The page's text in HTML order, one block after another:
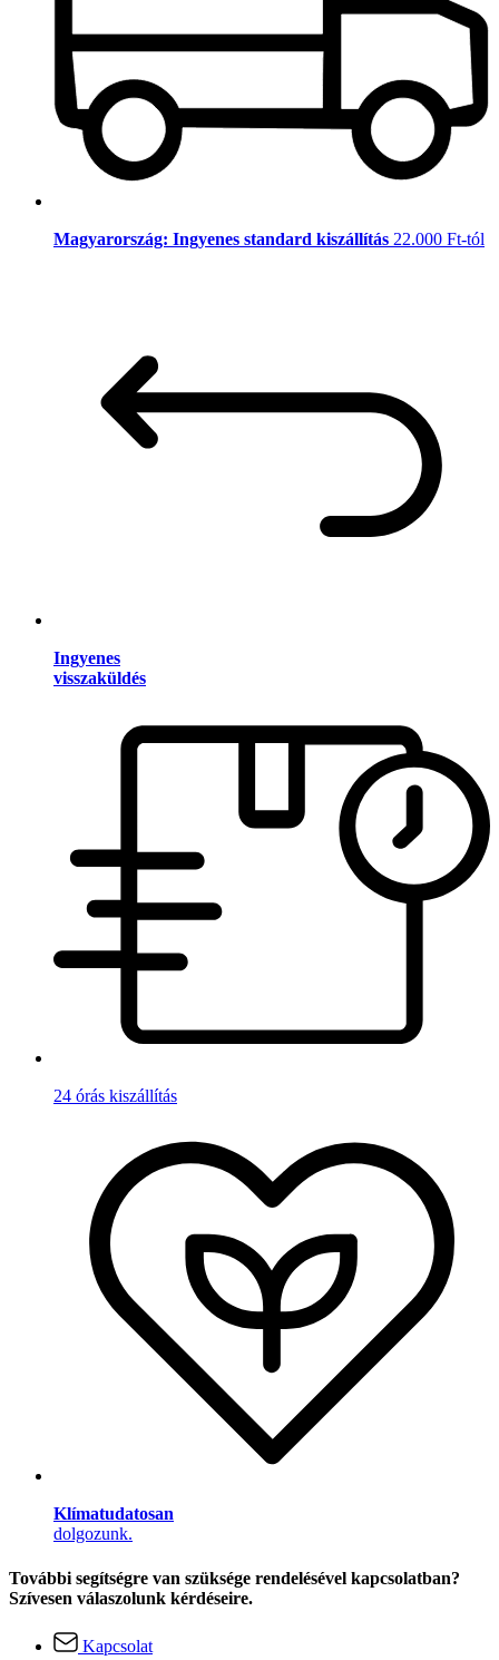
Magyarország: Ingyenes standard kiszállítás 22.000 Ft-tól
Ingyenes
visszaküldés
24 órás kiszállítás
Klímatudatosan
dolgozunk.
További segítségre van szüksége rendelésével kapcsolatban?
Szívesen válaszolunk kérdéseire.
Kapcsolat